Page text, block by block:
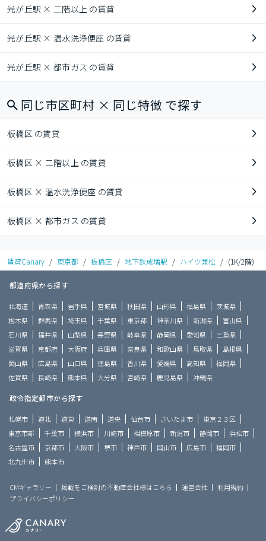
光が丘駅 × 二階以上 の賃貸
光が丘駅 × 温水洗浄便座 の賃貸
光が丘駅 × 都市ガス の賃貸
同じ市区町村 × 同じ特徴 で探す
板橋区 の賃貸
板橋区 × 二階以上 の賃貸
板橋区 × 温水洗浄便座 の賃貸
板橋区 × 都市ガス の賃貸
賃貸Canary / 東京都 / 板橋区 / 地下鉄成増駅 / ハイツ兼松 / (1K/2階)
都道府県から探す
北海道 青森県 岩手県 宮城県 秋田県 山形県 福島県
茨城県
栃木県
群馬県 埼玉県 千葉県 東京都 神奈川県 新潟県
富山県
石川県
福井県 山梨県 長野県 岐阜県 静岡県 愛知県
三重県
滋賀県
京都府 大阪府 兵庫県 奈良県 和歌山県 鳥取県
島根県
岡山県
広島県 山口県 徳島県 香川県 愛媛県 高知県
福岡県
佐賀県
長崎県 熊本県 大分県 宮崎県 鹿児島県 沖縄県
政令指定都市から探す
札幌市 道北 道東 道南 道央 仙台市 さいたま市
東京２３区
東京市部
千葉市 横浜市 川崎市 相模原市 新潟市 静岡市
浜松市
名古屋市
京都市 大阪市 堺市 神戸市 岡山市 広島市
福岡市
北九州市
熊本市
CMギャラリー 掲載をご検討の不動産会社様はこちら 運営会社
利用規約
プライバシーポリシー